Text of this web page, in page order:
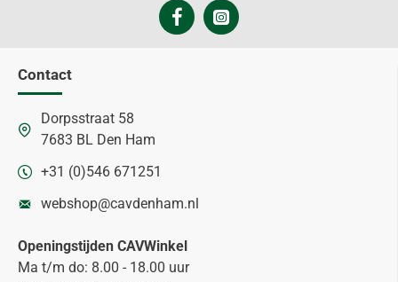
Contact
Dorpsstraat 58
7683 BL Den Ham
+31 (0)546 671251
webshop@cavdenham.nl
Openingstijden CAVWinkel
Ma t/m do: 8.00 - 18.00 uur